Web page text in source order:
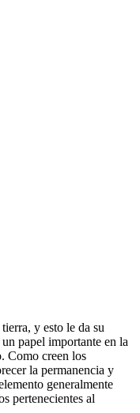
, y esto le da su
papel importante en la
. Como creen los
la permanencia y
generalmente
pertenecientes al